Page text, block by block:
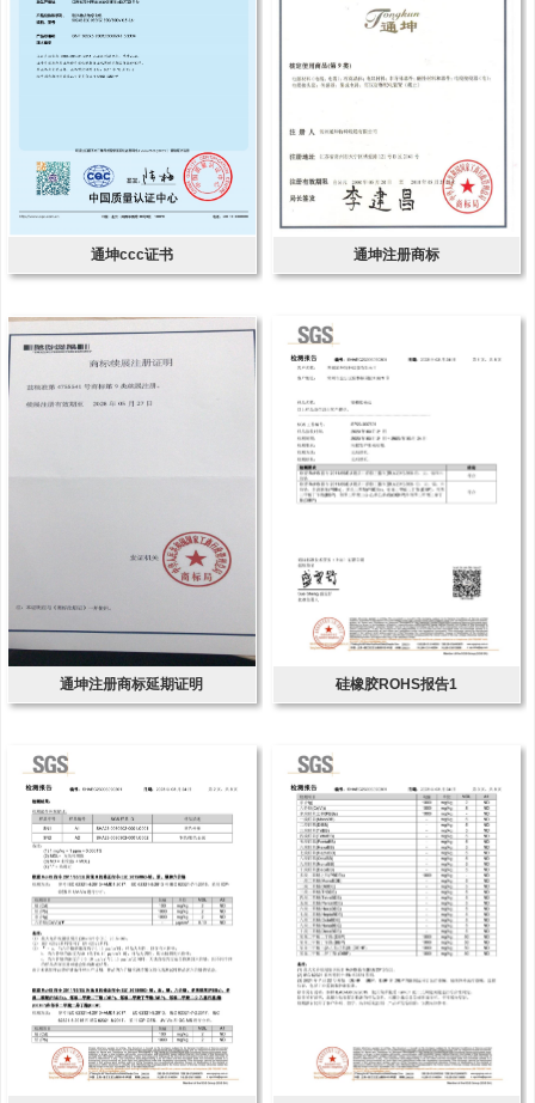
通坤ccc证书 通坤注册商标
通坤注册商标延期证明 硅橡胶ROHS报告1